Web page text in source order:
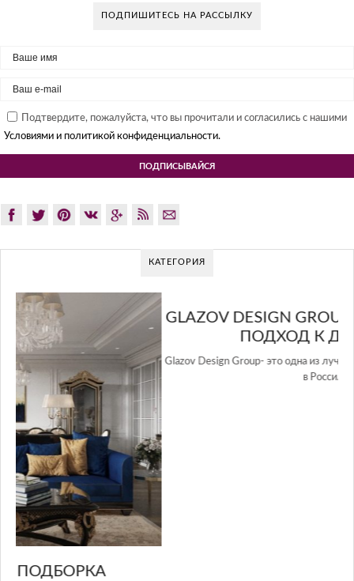
ПОДПИШИТЕСЬ НА РАССЫЛКУ
Подтвердите, пожалуйста, что вы прочитали и согласились с нашими
Условиями и политикой конфиденциальности.
КАТЕГОРИЯ
GLAZOV DESIGN GROUP – УНИКАЛЬНЫЙ